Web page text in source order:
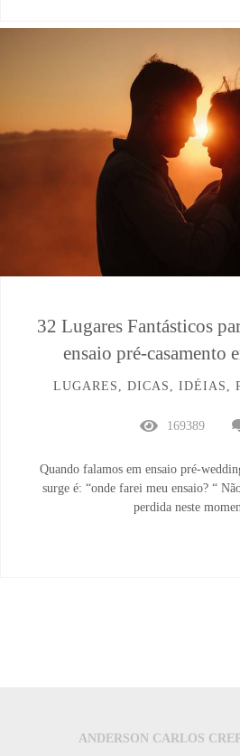
32 Lugares Fantásticos
ensaio pré-casamento
LUGARES, DICAS, IDÉIAS,
169389
Quando falamos em ensaio pré-
surge é: “onde farei meu ensaio? “
perdida neste
ANDERSON CARLOS